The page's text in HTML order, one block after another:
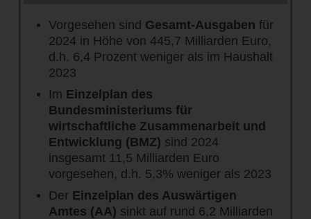
Vorgesehen sind Gesamt-Ausgaben für
2024 in Höhe von 445,7 Milliarden Euro,
d.h. 6,4 Prozent weniger als im Haushalt
2023
Im Einzelplan des
Bundesministeriums für
wirtschaftliche Zusammenarbeit und
Entwicklung (BMZ) sind 2024
insgesamt 11,5 Milliarden Euro
vorgesehen, d.h. 5,3% weniger als 2023
Der Einzelplan des Auswärtigen
Amtes (AA) sinkt auf rund 6,2 Milliarden